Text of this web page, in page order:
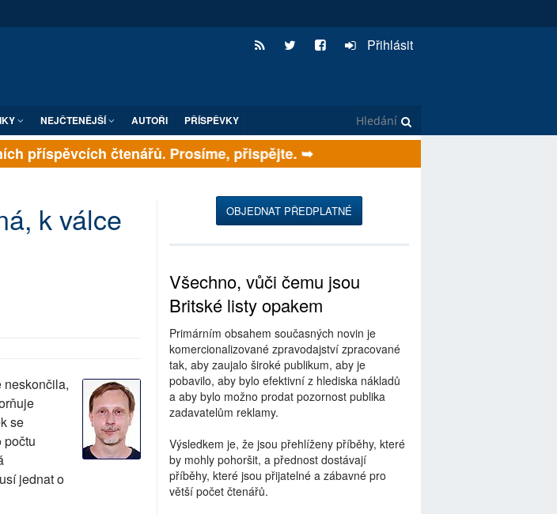
Přihlásit
NEJČTENĚJŠÍ AUTOŘI PŘÍSPĚVKY
příspěvcích čtenářů. Prosíme, přispějte. ➥
k válce
neskončila,
se
počtu
jednat o
OBJEDNAT PŘEDPLATNÉ
Všechno, vůči čemu jsou
Britské listy opakem
Primárním obsahem současných novin je
komercionalizované zpravodajství zpracované
tak, aby zaujalo široké publikum, aby je
pobavilo, aby bylo efektivní z hlediska nákladů
a aby bylo možno prodat pozornost publika
zadavatelům reklamy.
Výsledkem je, že jsou přehlíženy příběhy, které
by mohly pohoršit, a přednost dostávají
příběhy, které jsou přijatelné a zábavné pro
větší počet čtenářů.